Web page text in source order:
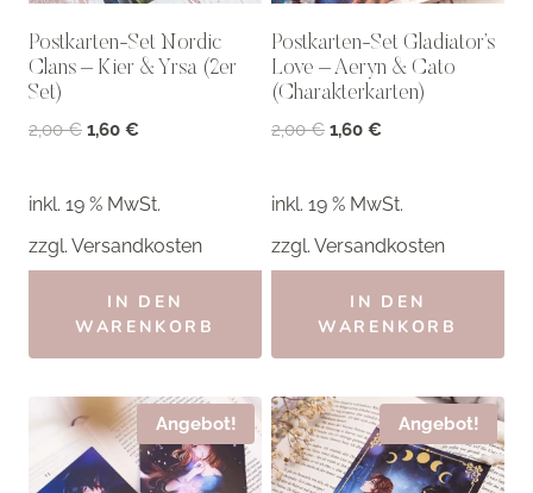
Postkarten-Set Nordic
Clans – Kier & Yrsa (2er
Set)
2,00€ Ursprünglicher
2,00 €
1,60 €
1,60 €.
inkl. 19 % MwSt.
zzgl. Versandkosten
IN DEN
WARENKORB
Postkarten-Set Gladiator’s
Love – Aeryn & Cato
(Charakterkarten)
2,00€ Ursprünglicher
2,00 €
1,60 €
1,60 €.
inkl. 19 % MwSt.
zzgl. Versandkosten
IN DEN
WARENKORB
Angebot! Angebot!